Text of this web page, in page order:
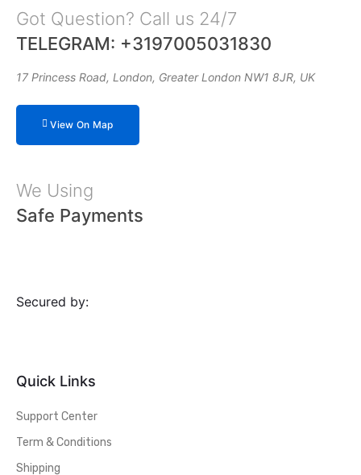
Got Question? Call us 24/7
TELEGRAM: +3197005031830
17 Princess Road, London, Greater London NW1 8JR, UK
View On Map
We Using
Safe Payments
Secured by:
Quick Links
Support Center
Term & Conditions
Shipping